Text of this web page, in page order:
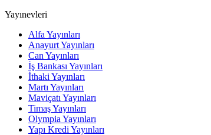
Yayınevleri
Alfa Yayınları
Anayurt Yayınları
Can Yayınları
İş Bankası Yayınları
İthaki Yayınları
Martı Yayınları
Maviçatı Yayınları
Timaş Yayınları
Olympia Yayınları
Yapı Kredi Yayınları